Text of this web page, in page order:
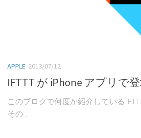
APPLE 2013/07/12
IFTTT が iPhone アプリで登
このブログで何度か紹介している
その ...